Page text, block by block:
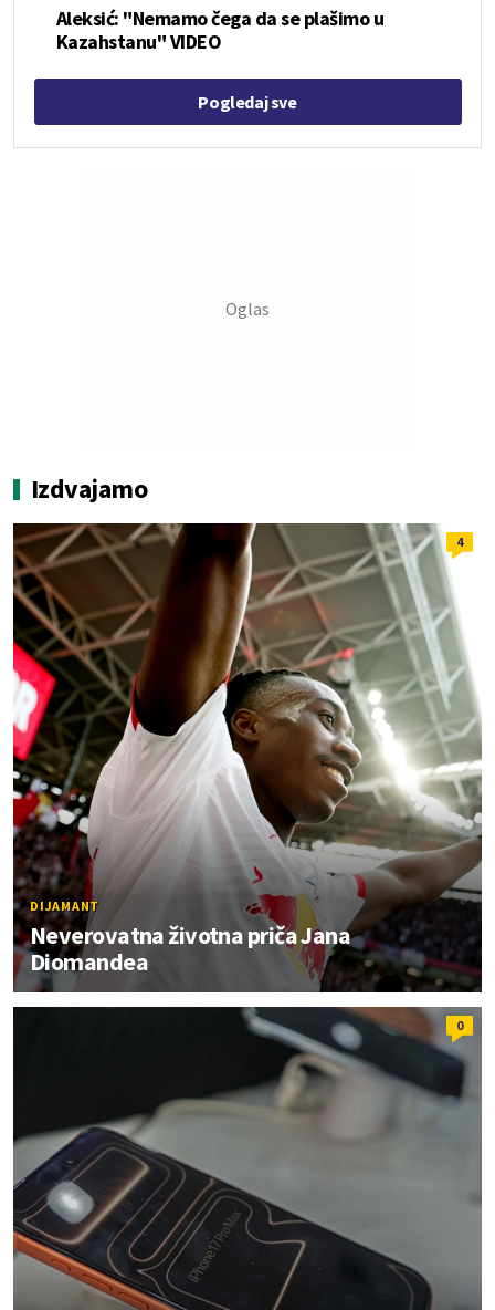
Aleksić: "Nemamo čega da se plašimo u
Kazahstanu" VIDEO
Pogledaj sve
Izdvajamo
4
DIJAMANT
Neverovatna životna priča Jana
Diomandea
0